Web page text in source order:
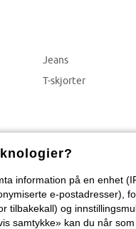
Jeans
T-skjorter
information på en enhet
e-postadresser),
tilbakekall) og
samtykke» kan du når